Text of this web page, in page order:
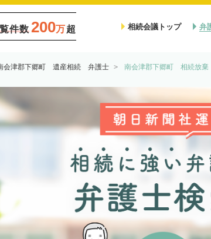
件数 200万超 相続会議トップ 弁
会津郡下郷町 遺産相続 弁護士 南会津郡下郷町 相続放